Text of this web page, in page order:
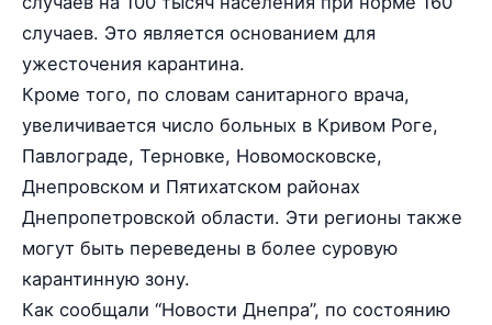
случаев. Это является основанием для
ужесточения карантина.
Кроме того, по словам санитарного врача,
увеличивается число больных в Кривом Роге,
Павлограде, Терновке, Новомосковске,
Днепровском и Пятихатском районах
Днепропетровской области. Эти регионы также
могут быть переведены в более суровую
карантинную зону.
Как сообщали “Новости Днепра”, по состоянию